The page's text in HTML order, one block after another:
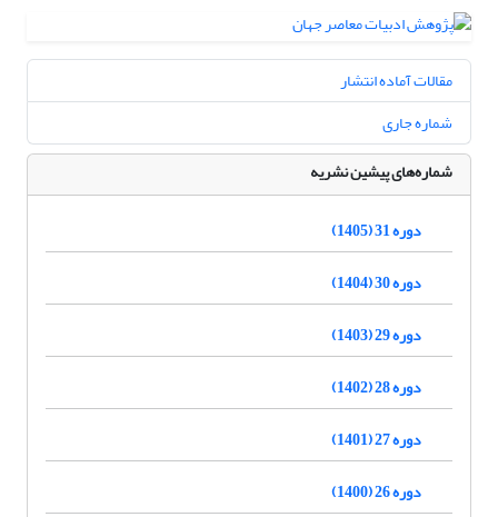
مقالات آماده انتشار
شماره جاری
شماره‌های پیشین نشریه
دوره 31 (1405)
دوره 30 (1404)
دوره 29 (1403)
دوره 28 (1402)
دوره 27 (1401)
دوره 26 (1400)